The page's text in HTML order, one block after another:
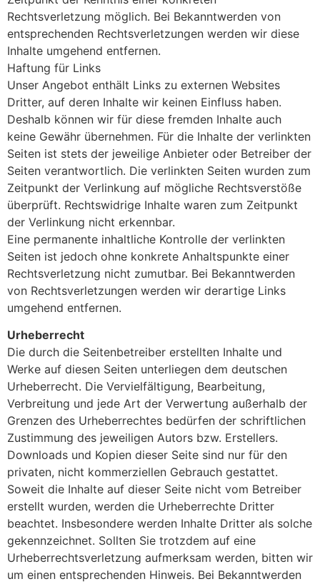
Rechtsverletzung möglich. Bei Bekanntwerden von
entsprechenden Rechtsverletzungen werden wir diese
Inhalte umgehend entfernen.
Haftung für Links
Unser Angebot enthält Links zu externen Websites
Dritter, auf deren Inhalte wir keinen Einfluss haben.
Deshalb können wir für diese fremden Inhalte auch
keine Gewähr übernehmen. Für die Inhalte der verlinkten
Seiten ist stets der jeweilige Anbieter oder Betreiber der
Seiten verantwortlich. Die verlinkten Seiten wurden zum
Zeitpunkt der Verlinkung auf mögliche Rechtsverstöße
überprüft. Rechtswidrige Inhalte waren zum Zeitpunkt
der Verlinkung nicht erkennbar.
Eine permanente inhaltliche Kontrolle der verlinkten
Seiten ist jedoch ohne konkrete Anhaltspunkte einer
Rechtsverletzung nicht zumutbar. Bei Bekanntwerden
von Rechtsverletzungen werden wir derartige Links
umgehend entfernen.
Urheberrecht
Die durch die Seitenbetreiber erstellten Inhalte und
Werke auf diesen Seiten unterliegen dem deutschen
Urheberrecht. Die Vervielfältigung, Bearbeitung,
Verbreitung und jede Art der Verwertung außerhalb der
Grenzen des Urheberrechtes bedürfen der schriftlichen
Zustimmung des jeweiligen Autors bzw. Erstellers.
Downloads und Kopien dieser Seite sind nur für den
privaten, nicht kommerziellen Gebrauch gestattet.
Soweit die Inhalte auf dieser Seite nicht vom Betreiber
erstellt wurden, werden die Urheberrechte Dritter
beachtet. Insbesondere werden Inhalte Dritter als solche
gekennzeichnet. Sollten Sie trotzdem auf eine
Urheberrechtsverletzung aufmerksam werden, bitten wir
um einen entsprechenden Hinweis. Bei Bekanntwerden